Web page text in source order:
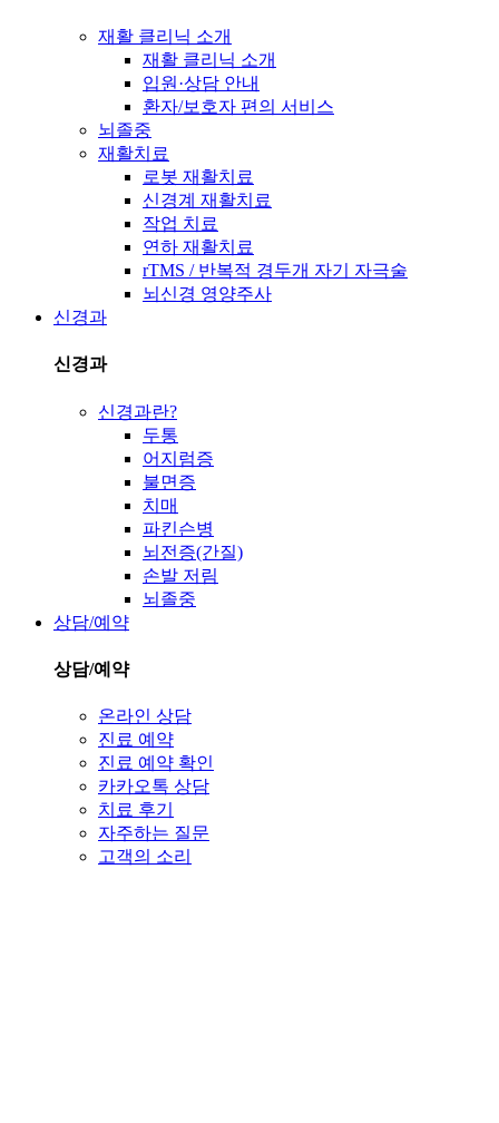
재활 클리닉 소개
재활 클리닉 소개
입원·상담 안내
환자/보호자 편의 서비스
뇌졸중
재활치료
로봇 재활치료
신경계 재활치료
작업 치료
연하 재활치료
rTMS / 반복적 경두개 자기 자극술
뇌신경 영양주사
신경과
신경과
신경과란?
두통
어지럼증
불면증
치매
파킨슨병
뇌전증(간질)
손발 저림
뇌졸중
상담/예약
상담/예약
온라인 상담
진료 예약
진료 예약 확인
카카오톡 상담
치료 후기
자주하는 질문
고객의 소리